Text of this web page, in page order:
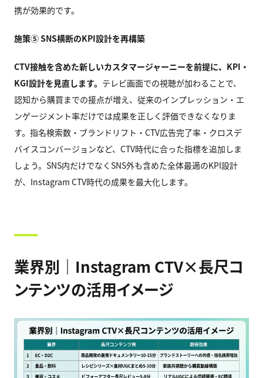
携が効果的です。
施策⑤ SNS横断のKPI設計を再構築
CTV接触を含めた新しいカスタマージャーニーを前提に、KPI・
KGI設計を見直します。 テレビ画面での視聴が加わることで、
認知から購買までの接点が増え、従来のインプレッション・エ
ンゲージメント率だけでは成果を正しく評価できなくなりま
す。指名検索数・ブランドリフト・CTV広告完了率・クロスデ
バイスコンバージョンなど、CTV時代に合った指標を追加しま
しょう。SNS内だけでなくSNS外も含めた全体最適のKPI設計
が、Instagram CTV時代の成果を最大化します。
業界別｜Instagram CTV×長尺コ
ンテンツの活用イメージ